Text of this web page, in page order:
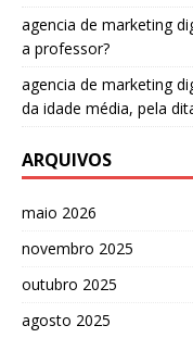
agencia de marketing
a professor?
agencia de marketing
da idade média, pela
ARQUIVOS
maio 2026
novembro 2025
outubro 2025
agosto 2025